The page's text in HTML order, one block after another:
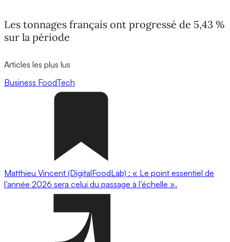
Les tonnages français ont progressé de 5,43 %
sur la période
Articles les plus lus
Business FoodTech
Matthieu Vincent (DigitalFoodLab) : « Le point essentiel de
l’année 2026 sera celui du passage à l’échelle ».